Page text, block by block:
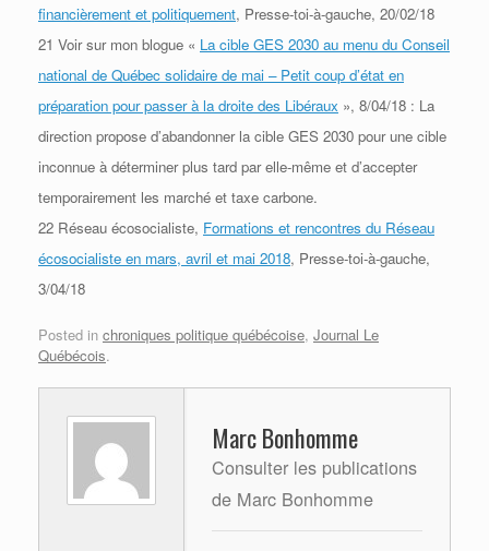
financièrement et politiquement, Presse-toi-à-gauche, 20/02/18
21 Voir sur mon blogue « La cible GES 2030 au menu du Conseil
national de Québec solidaire de mai – Petit coup d’état en
préparation pour passer à la droite des Libéraux », 8/04/18 : La
direction propose d’abandonner la cible GES 2030 pour une cible
inconnue à déterminer plus tard par elle-même et d’accepter
temporairement les marché et taxe carbone.
22 Réseau écosocialiste, Formations et rencontres du Réseau
écosocialiste en mars, avril et mai 2018, Presse-toi-à-gauche,
3/04/18
Posted in chroniques politique québécoise, Journal Le
Québécois.
Marc Bonhomme
Consulter les publications
de Marc Bonhomme